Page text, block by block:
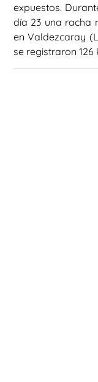
expuestos.
día 23 una racha
en Valdezcaray
se registraron